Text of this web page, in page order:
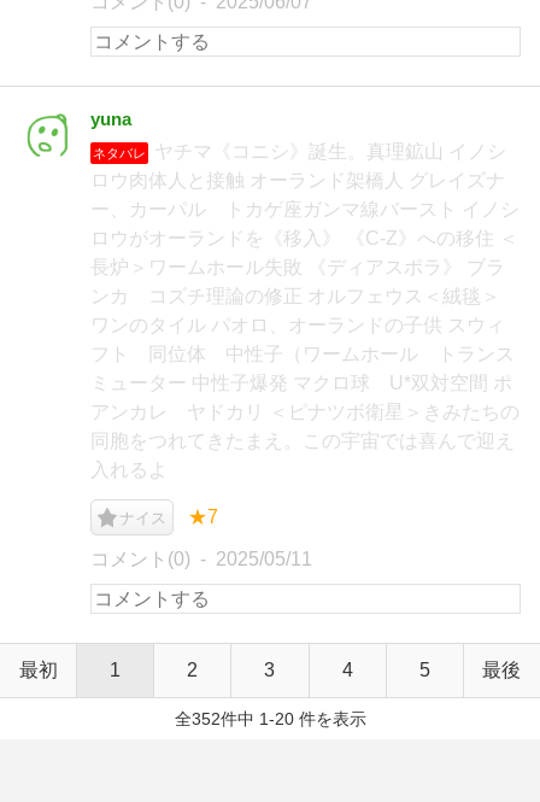
yuna
ネタバレ
ヤチマ《コニシ》誕生。真理鉱山 イノシ
ロウ肉体人と接触 オーランド架橋人 グレイズナ
ー、カーパル トカゲ座ガンマ線バースト イノシ
ロウがオーランドを《移入》 《C-Z》への移住 ＜
長炉＞ワームホール失敗 《ディアスポラ》 ブラ
ンカ コズチ理論の修正 オルフェウス＜絨毯＞
ワンのタイル パオロ、オーランドの子供 スウィ
フト 同位体 中性子（ワームホール トランス
ミューター 中性子爆発 マクロ球 U*双対空間 ポ
アンカレ ヤドカリ ＜ピナツボ衛星＞きみたちの
同胞をつれてきたまえ。この宇宙では喜んで迎え
入れるよ
ナイス ★7
コメント(0) 2025/05/11
最初 1 2 3 4 5 最後
全352件中 1-20 件を表示